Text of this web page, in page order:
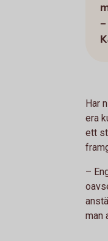
Har
era
ett
–
man